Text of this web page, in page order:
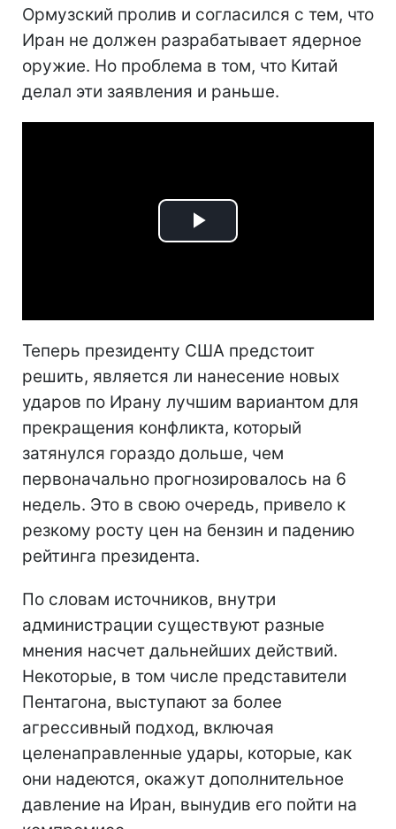
Ормузский пролив и согласился с тем, что
Иран не должен разрабатывает ядерное
оружие. Но проблема в том, что Китай
делал эти заявления и раньше.
Play
Теперь президенту США предстоит
решить, является ли нанесение новых
ударов по Ирану лучшим вариантом для
прекращения конфликта, который
затянулся гораздо дольше, чем
первоначально прогнозировалось на 6
недель. Это в свою очередь, привело к
резкому росту цен на бензин и падению
рейтинга президента.
По словам источников, внутри
администрации существуют разные
мнения насчет дальнейших действий.
Некоторые, в том числе представители
Пентагона, выступают за более
агрессивный подход, включая
целенаправленные удары, которые, как
они надеются, окажут дополнительное
давление на Иран, вынудив его пойти на